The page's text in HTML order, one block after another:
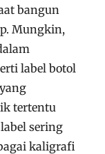
bangun
Mungkin,
label botol
tertentu
sering
kaligrafi